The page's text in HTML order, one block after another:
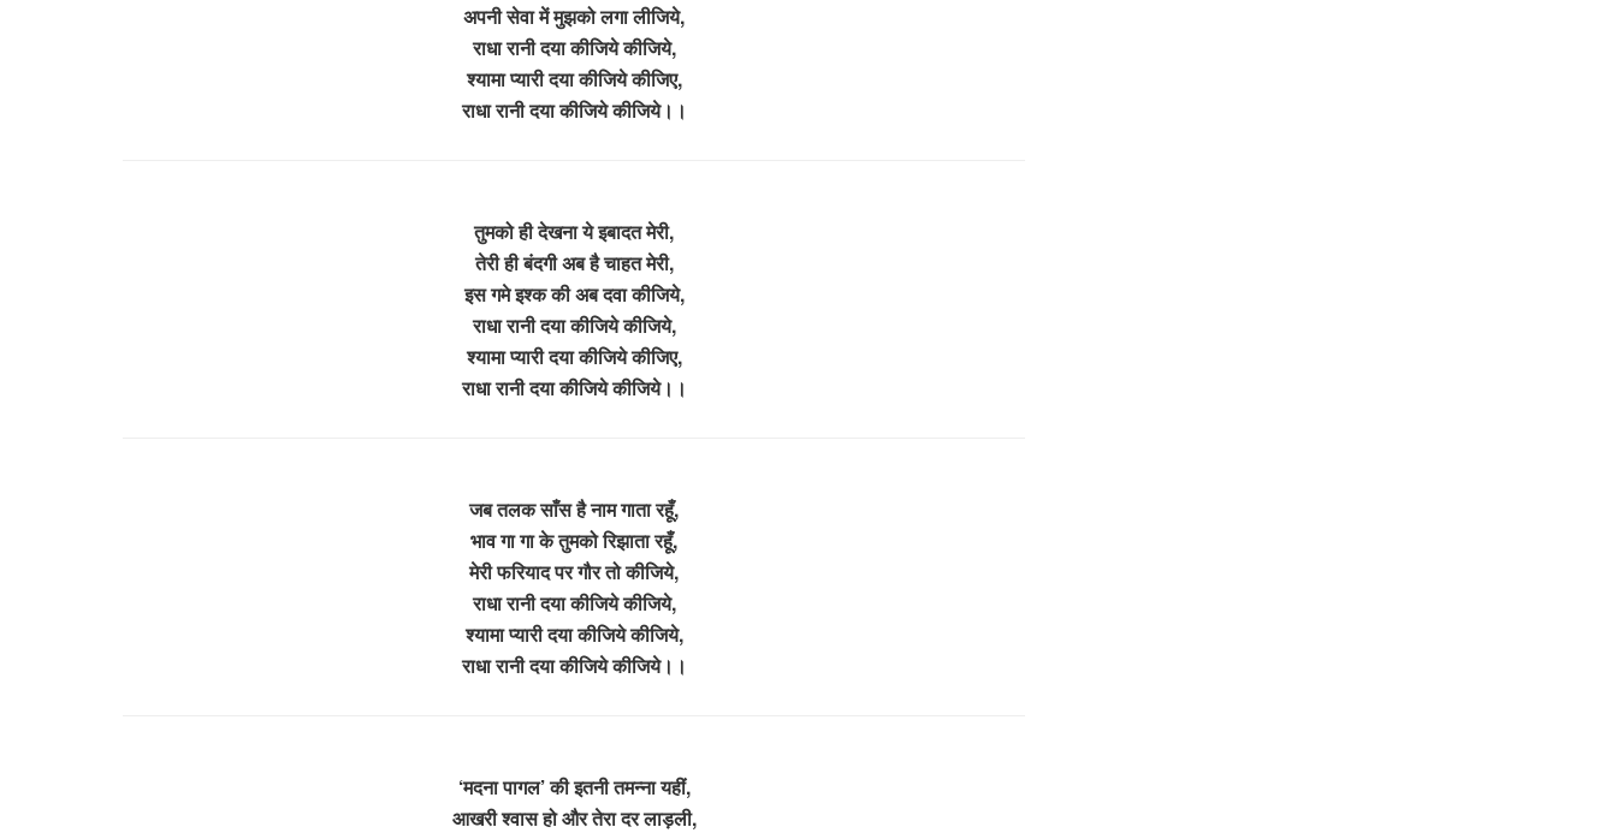
अपनी सेवा में मुझको लगा लीजिये,
राधा रानी दया कीजिये कीजिये,
श्यामा प्यारी दया कीजिये कीजिए,
राधा रानी दया कीजिये कीजिये।।
तुमको ही देखना ये इबादत मेरी,
तेरी ही बंदगी अब है चाहत मेरी,
इस गमे इश्क की अब दवा कीजिये,
राधा रानी दया कीजिये कीजिये,
श्यामा प्यारी दया कीजिये कीजिए,
राधा रानी दया कीजिये कीजिये।।
जब तलक साँस है नाम गाता रहूँ,
भाव गा गा के तुमको रिझाता रहूँ,
मेरी फरियाद पर गौर तो कीजिये,
राधा रानी दया कीजिये कीजिये,
श्यामा प्यारी दया कीजिये कीजिये,
राधा रानी दया कीजिये कीजिये।।
‘मदना पागल’ की इतनी तमन्ना यहीं,
आखरी श्वास हो और तेरा दर लाड़ली,